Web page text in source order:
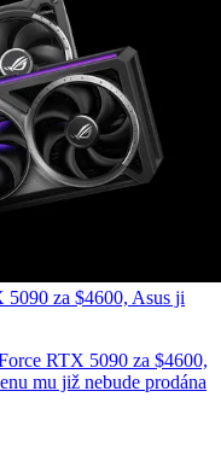
za $4600, Asus ji
RTX 5090 za $4600,
mu již nebude prodána